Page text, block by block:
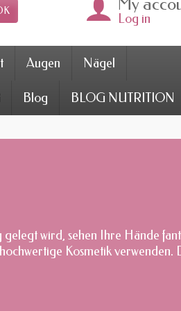
Log in
Augen Nägel
Blog BLOG NUTRITION
wird, sehen Ihre Hände
Kosmetik verwenden.